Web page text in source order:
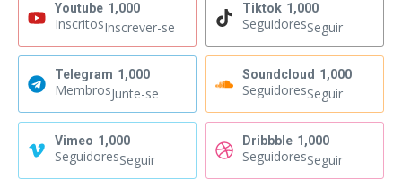
Youtube 1,000
InscritosInscrever-se
Tiktok 1,000
SeguidoresSeguir
Telegram 1,000
MembrosJunte-se
Soundcloud 1,000
SeguidoresSeguir
Vimeo 1,000
SeguidoresSeguir
Dribbble 1,000
SeguidoresSeguir